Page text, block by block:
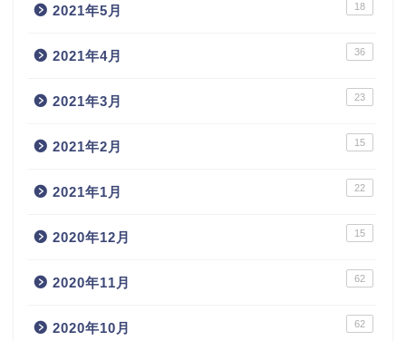
2021年5月 18
2021年4月 36
2021年3月 23
2021年2月 15
2021年1月 22
2020年12月 15
2020年11月 62
2020年10月 62